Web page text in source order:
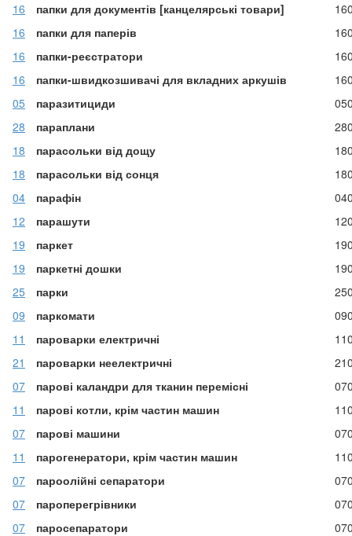
16
папки для документів [канцелярські товари]
16
папки для паперів
16
папки-реєстратори
16
папки-швидкозшивачі для вкладних аркушів
05
паразитициди
28
параплани
18
парасольки від дощу
18
парасольки від сонця
04
парафін
12
парашути
19
паркет
19
паркетні дошки
25
парки
09
паркомати
11
пароварки електричні
21
пароварки неелектричні
07
парові каландри для тканин перемісні
11
парові котли, крім частин машин
07
парові машини
11
парогенератори, крім частин машин
07
пароолійні сепаратори
07
пароперегрівники
07
паросепаратори